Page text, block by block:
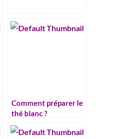
Comment préparer le
thé blanc ?